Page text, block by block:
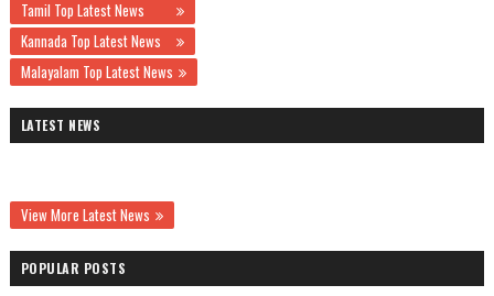
Tamil Top Latest News
Kannada Top Latest News
Malayalam Top Latest News
LATEST NEWS
View More Latest News
POPULAR POSTS